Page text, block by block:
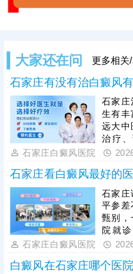
大家还在问 更多相关
石家庄有没有治白癜风
石家庄
生有丰
远大中
治疗
大，分
类型、
一方，
治白
型，辨
为黑色
条件。
发，通
保健等
率。
石家庄白癜风医院
石家庄看白癜风最好的
石家庄
平参差
甄别，
院就
情。石
个性化
石家庄白癜风医院
白癜风在石家庄哪个医